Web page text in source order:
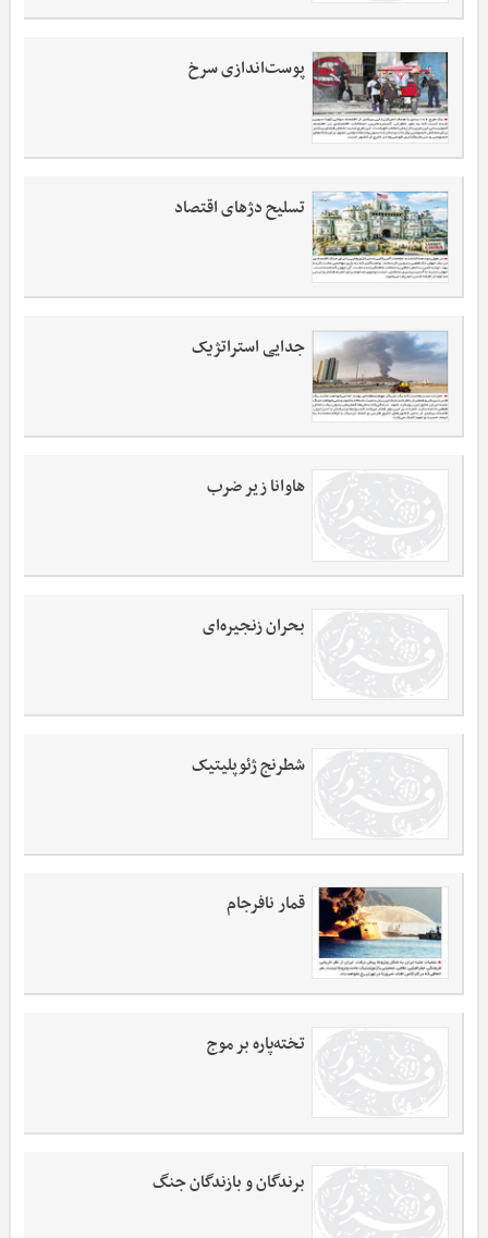
پوست‌اندازی سرخ
تسلیح دژهای اقتصاد
جدایی استراتژیک
هاوانا زیر ضرب
بحران زنجیره‌ای
شطرنج ژئوپلیتیک
قمار نافرجام
تخته‌پاره بر موج
برندگان و بازندگان جنگ